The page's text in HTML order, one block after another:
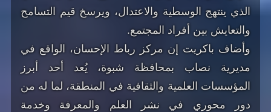
الذي ينتهج الوسطية والاعتدال، ويرسخ قيم التسامح
والتعايش بين أفراد المجتمع.
وأضاف باكريت إن مركز رباط الإحسان، الواقع في
مديرية نصاب بمحافظة شبوة، يُعد أحد أبرز
المؤسسات العلمية والثقافية في المنطقة، لما له من
دور محوري في نشر العلم والمعرفة وخدمة